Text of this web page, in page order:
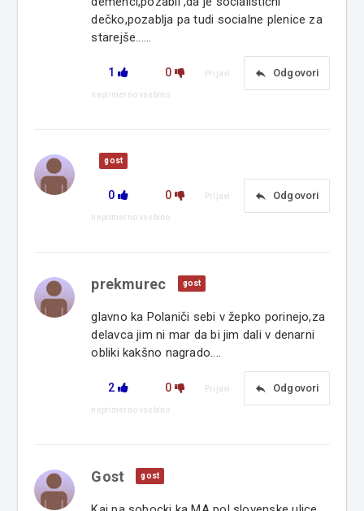
dečko,pozablja pa tudi socialne plenice za
starejše......
1 0 reply Odgovori
Prijavi
neprimerno vsebino
gost
0 0 reply Odgovori
Prijavi
neprimerno vsebino
prekmurec gost
glavno ka Polaniči sebi v žepko porinejo,za
delavca jim ni mar da bi jim dali v denarni
obliki kakšno nagrado....
2 0 reply Odgovori
Prijavi
neprimerno vsebino
Gost gost